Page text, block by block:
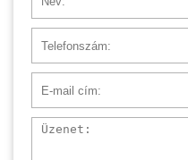
Üzenet